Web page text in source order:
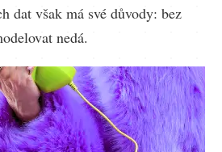
dat však má své důvody: bez
nedá.